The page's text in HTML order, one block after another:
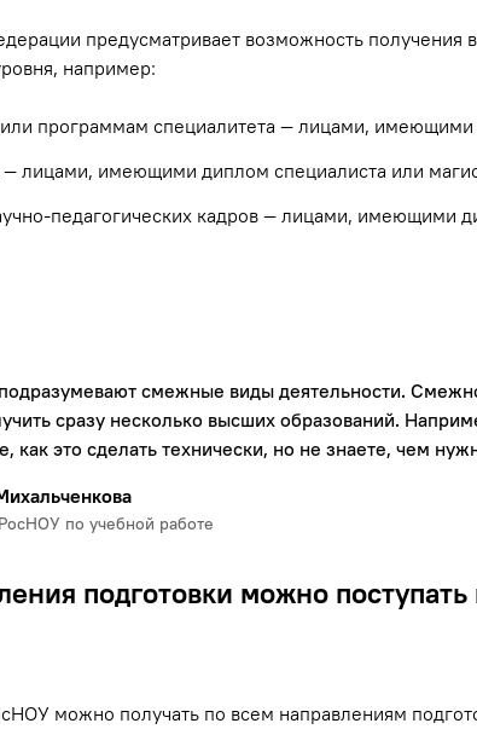
предусматривает возможность
например:
программам специалитета — лицами, имеющими
лицами, имеющими диплом специалиста или
педагогических кадров — лицами, имеющими
смежные виды деятельности.
сразу несколько высших образований.
как это сделать технически, но не знаете, чем
по учебной работе
подготовки можно
можно получать по всем направлениям